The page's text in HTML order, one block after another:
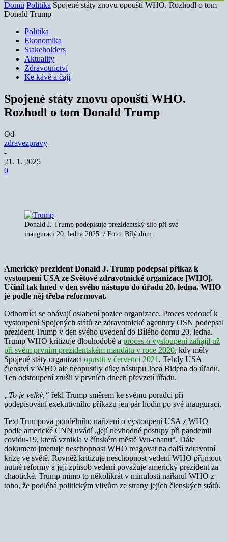
Domů Politika Spojené státy znovu opouští WHO. Rozhodl o tom
Donald Trump
Politika
Ekonomika
Stakeholders
Aktuality
Zdravotnictví
Ke kávě a čaji
Spojené státy znovu opouští WHO.
Rozhodl o tom Donald Trump
Od
zdravezpravy
-
21. 1. 2025
0
Donald J. Trump podepisuje prezidentský slib při své
inauguraci 20. ledna 2025. / Foto: Bílý dům
Americký prezident Donald J. Trump podepsal příkaz k
vystoupení USA ze Světové zdravotnické organizace [WHO].
Učinil tak hned v den svého nástupu do úřadu 20. ledna. WHO
je podle něj třeba reformovat.
Odborníci se obávají oslabení pozice organizace. Proces vedoucí k
vystoupení Spojených států ze zdravotnické agentury OSN podepsal
prezident Trump v den svého uvedení do Bílého domu 20. ledna.
Trump WHO kritizuje dlouhodobě a proces o vystoupení zahájil už
při svém prvním prezidentském mandátu v roce 2020, kdy měly
Spojené státy organizaci opustit v červenci 2021 . Tehdy USA
členství v WHO ale neopustily díky nástupu Joea Bidena do úřadu.
Ten odstoupení zrušil v prvních dnech převzetí úřadu.
„To je velký,“ řekl Trump směrem ke svému poradci při
podepisování exekutivního příkazu jen pár hodin po své inauguraci.
Text Trumpova pondělního nařízení o vystoupení USA z WHO
podle americké CNN uvádí „její nevhodné postupy při pandemii
covidu-19, která vznikla v čínském městě Wu-chanu“. Dále
dokument jmenuje neschopnost WHO reagovat na další zdravotní
krize ve světě. Rovněž kritizuje neschopnost vedení WHO přijmout
nutné reformy a její způsob vedení považuje americký prezident za
chaotické. Trump mimo to několikrát v minulosti nařknul WHO z
toho, že podléhá politickým vlivům ze strany jejích členských států.